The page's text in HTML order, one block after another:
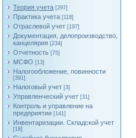
Теория учета [297]
Практика учета [118]
Отраслевой учет [197]
Документация, делопроизводство,
канцелярия [234]
Отчетность [75]
МСФО [13]
Налогообложение, повинности
[391]
Налоговый учет [3]
Управленческий учет [31]
Контроль и управление на
предприятии [141]
Инвентаризации. Складской учет
[18]